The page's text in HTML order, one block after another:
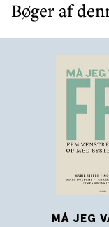
Bøger af
MÅ JEG